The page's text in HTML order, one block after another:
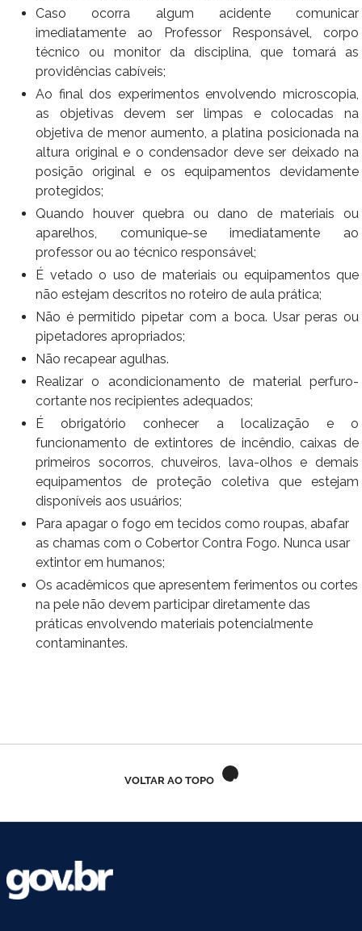
Caso ocorra algum acidente comunicar
imediatamente ao Professor Responsável, corpo
técnico ou monitor da disciplina, que tomará as
providências cabíveis;
Ao final dos experimentos envolvendo microscopia,
as objetivas devem ser limpas e colocadas na
objetiva de menor aumento, a platina posicionada na
altura original e o condensador deve ser deixado na
posição original e os equipamentos devidamente
protegidos;
Quando houver quebra ou dano de materiais ou
aparelhos, comunique-se imediatamente ao
professor ou ao técnico responsável;
É vetado o uso de materiais ou equipamentos que
não estejam descritos no roteiro de aula prática;
Não é permitido pipetar com a boca. Usar peras ou
pipetadores apropriados;
Não recapear agulhas.
Realizar o acondicionamento de material perfuro-
cortante nos recipientes adequados;
É obrigatório conhecer a localização e o
funcionamento de extintores de incêndio, caixas de
primeiros socorros, chuveiros, lava-olhos e demais
equipamentos de proteção coletiva que estejam
disponíveis aos usuários;
Para apagar o fogo em tecidos como roupas, abafar
as chamas com o Cobertor Contra Fogo. Nunca usar
extintor em humanos;
Os acadêmicos que apresentem ferimentos ou cortes
na pele não devem participar diretamente das
práticas envolvendo materiais potencialmente
contaminantes.
VOLTAR AO TOPO